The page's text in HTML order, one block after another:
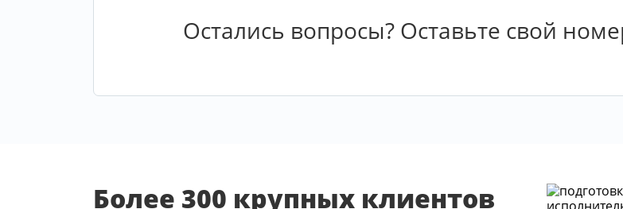
Остались вопросы? Оставьте свой
Более 300 крупных клиентов